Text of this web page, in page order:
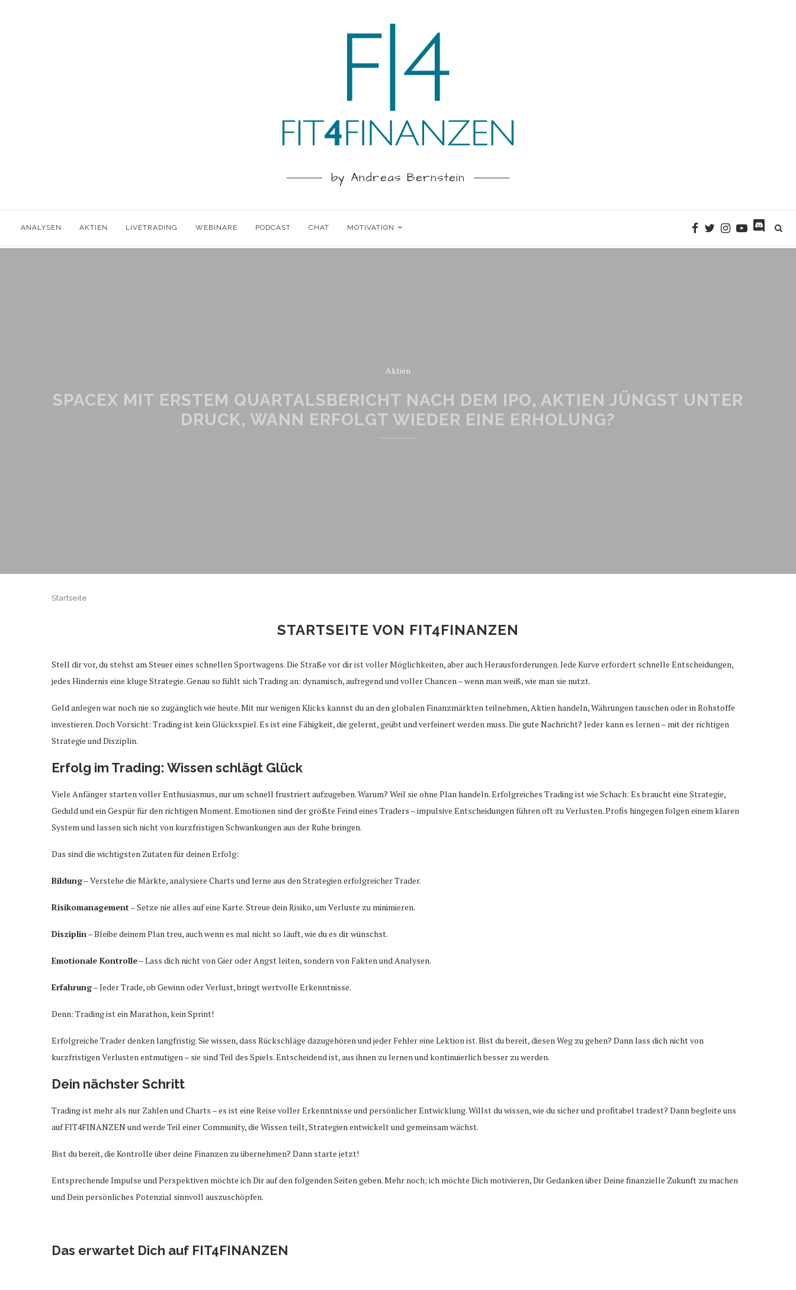
by Andreas Bernstein
ANALYSEN AKTIEN LIVETRADING WEBINARE PODCAST CHAT MOTIVATION
Aktien
SPACEX MIT ERSTEM QUARTALSBERICHT NACH DEM IPO, AKTIEN JÜNGST UNTER
DRUCK, WANN ERFOLGT WIEDER EINE ERHOLUNG?
Startseite
STARTSEITE VON FIT4FINANZEN
Stell dir vor, du stehst am Steuer eines schnellen Sportwagens. Die Straße vor dir ist voller Möglichkeiten, aber auch Herausforderungen. Jede Kurve erfordert schnelle Entscheidungen,
jedes Hindernis eine kluge Strategie. Genau so fühlt sich Trading an: dynamisch, aufregend und voller Chancen – wenn man weiß, wie man sie nutzt.
Geld anlegen war noch nie so zugänglich wie heute. Mit nur wenigen Klicks kannst du an den globalen Finanzmärkten teilnehmen, Aktien handeln, Währungen tauschen oder in Rohstoffe
investieren. Doch Vorsicht: Trading ist kein Glücksspiel. Es ist eine Fähigkeit, die gelernt, geübt und verfeinert werden muss. Die gute Nachricht? Jeder kann es lernen – mit der richtigen
Strategie und Disziplin.
Erfolg im Trading: Wissen schlägt Glück
Viele Anfänger starten voller Enthusiasmus, nur um schnell frustriert aufzugeben. Warum? Weil sie ohne Plan handeln. Erfolgreiches Trading ist wie Schach: Es braucht eine Strategie,
Geduld und ein Gespür für den richtigen Moment. Emotionen sind der größte Feind eines Traders – impulsive Entscheidungen führen oft zu Verlusten. Profis hingegen folgen einem klaren
System und lassen sich nicht von kurzfristigen Schwankungen aus der Ruhe bringen.
Das sind die wichtigsten Zutaten für deinen Erfolg:
Bildung– Verstehe die Märkte, analysiere Charts und lerne aus den Strategien erfolgreicher Trader.
Risikomanagement – Setze nie alles auf eine Karte. Streue dein Risiko, um Verluste zu minimieren.
Disziplin – Bleibe deinem Plan treu, auch wenn es mal nicht so läuft, wie du es dir wünschst.
Emotionale Kontrolle– Lass dich nicht von Gier oder Angst leiten, sondern von Fakten und Analysen.
Erfahrung– Jeder Trade, ob Gewinn oder Verlust, bringt wertvolle Erkenntnisse.
Denn: Trading ist ein Marathon, kein Sprint!
Erfolgreiche Trader denken langfristig. Sie wissen, dass Rückschläge dazugehören und jeder Fehler eine Lektion ist. Bist du bereit, diesen Weg zu gehen? Dann lass dich nicht von
kurzfristigen Verlusten entmutigen – sie sind Teil des Spiels. Entscheidend ist, aus ihnen zu lernen und kontinuierlich besser zu werden.
Dein nächster Schritt
Trading ist mehr als nur Zahlen und Charts – es ist eine Reise voller Erkenntnisse und persönlicher Entwicklung. Willst du wissen, wie du sicher und profitabel tradest? Dann begleite uns
auf FIT4FINANZEN und werde Teil einer Community, die Wissen teilt, Strategien entwickelt und gemeinsam wächst.
Bist du bereit, die Kontrolle über deine Finanzen zu übernehmen? Dann starte jetzt!
Entsprechende Impulse und Perspektiven möchte ich Dir auf den folgenden Seiten geben. Mehr noch; ich möchte Dich motivieren, Dir Gedanken über Deine finanzielle Zukunft zu machen
und Dein persönliches Potenzial sinnvoll auszuschöpfen.
Das erwartet Dich auf FIT4FINANZEN